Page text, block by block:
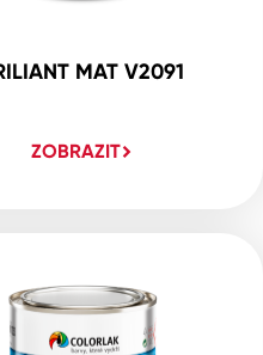
MAT V2091
ZOBRAZIT